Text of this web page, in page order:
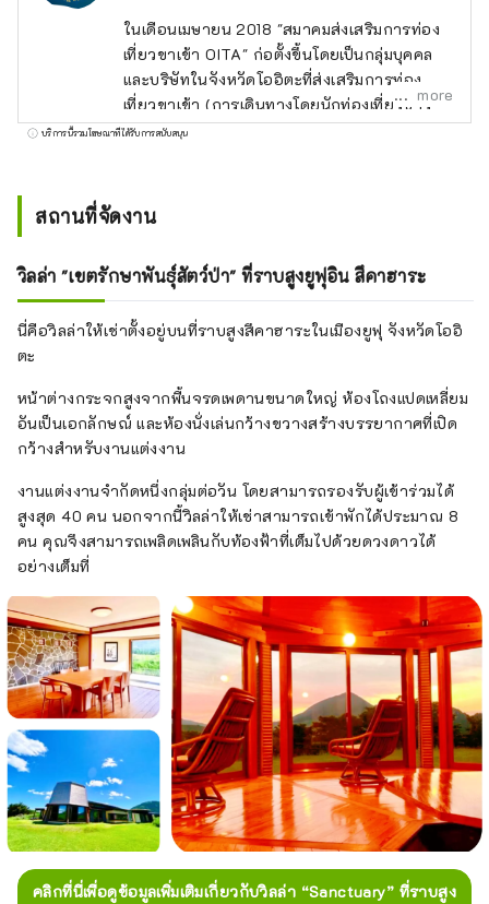
ในเดือนเมษายน 2018 "สมาคมส่งเสริมการท่อง
เที่ยวขาเข้า OITA" ก่อตั้งขึ้นโดยเป็นกลุ่มบุคคล
และบริษัทในจังหวัดโออิตะที่ส่งเสริมการท่อง
เที่ยวขาเข้า (การเดินทางโดยนักท่องเที่ยวชาว
ต่างชาติที่มาเยือนญี่ปุ่น) ต่อมาในเดือนกรกฎาคม
มุ่งเน้นไปที่ 4 ประเด็นในอุตสาหกรรมการท่อง
ท่องเที่ยว" "การค้นพบวัสดุการท่องเที่ยวและการ
รวบรวมข้อมูล" และ " การเผยแพร่ข้อมูลและการ
ส่งเสริม" เพื่อแก้ปัญหา "การปรับปรุงสภาพ
more
บริการนี้รวมโฆษณาที่ได้รับการสนับสนุน
สถานที่จัดงาน
วิลล่า "เขตรักษาพันธุ์สัตว์ป่า" ที่ราบสูงยูฟุอิน สึคาฮาระ
นี่คือวิลล่าให้เช่าตั้งอยู่บนที่ราบสูงสึคาฮาระในเมืองยูฟุ จังหวัดโออิ
ตะ
หน้าต่างกระจกสูงจากพื้นจรดเพดานขนาดใหญ่ ห้องโถงแปดเหลี่ยม
อันเป็นเอกลักษณ์ และห้องนั่งเล่นกว้างขวางสร้างบรรยากาศที่เปิด
กว้างสำหรับงานแต่งงาน
งานแต่งงานจำกัดหนึ่งกลุ่มต่อวัน โดยสามารถรองรับผู้เข้าร่วมได้
สูงสุด 40 คน นอกจากนี้วิลล่าให้เช่าสามารถเข้าพักได้ประมาณ 8
คน คุณจึงสามารถเพลิดเพลินกับท้องฟ้าที่เต็มไปด้วยดวงดาวได้
อย่างเต็มที่
คลิกที่นี่เพื่อดูข้อมูลเพิ่มเติมเกี่ยวกับวิลล่า “Sanctuary” ที่ราบสูง